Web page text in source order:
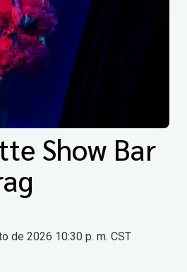
Show Bar
de 2026 10:30 p. m. CST